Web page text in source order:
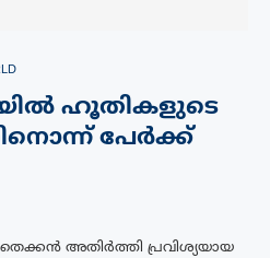
ഹൂതികളുടെ
പേർക്ക്
അതിർത്തി പ്രവിശ്യയായ